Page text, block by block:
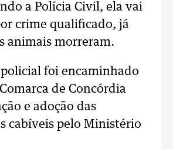
a Polícia Civil, ela vai
crime qualificado, já
animais morreram.
foi encaminhado
de Concórdia
e adoção das
cabíveis pelo Ministério